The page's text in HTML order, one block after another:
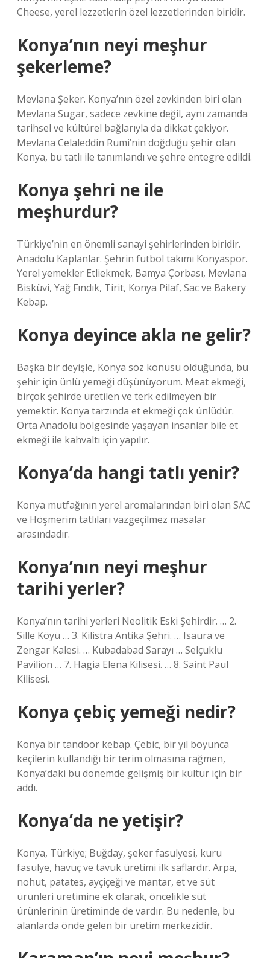
Cheese, yerel lezzetlerin özel lezzetlerinden biridir.
Konya’nın neyi meşhur
şekerleme?
Mevlana Şeker. Konya’nın özel zevkinden biri olan
Mevlana Sugar, sadece zevkine değil, aynı zamanda
tarihsel ve kültürel bağlarıyla da dikkat çekiyor.
Mevlana Celaleddin Rumi’nin doğduğu şehir olan
Konya, bu tatlı ile tanımlandı ve şehre entegre edildi.
Konya şehri ne ile
meşhurdur?
Türkiye’nin en önemli sanayi şehirlerinden biridir.
Anadolu Kaplanlar. Şehrin futbol takımı Konyaspor.
Yerel yemekler Etliekmek, Bamya Çorbası, Mevlana
Bisküvi, Yağ Fındık, Tirit, Konya Pilaf, Sac ve Bakery
Kebap.
Konya deyince akla ne gelir?
Başka bir deyişle, Konya söz konusu olduğunda, bu
şehir için ünlü yemeği düşünüyorum. Meat ekmeği,
birçok şehirde üretilen ve terk edilmeyen bir
yemektir. Konya tarzında et ekmeği çok ünlüdür.
Orta Anadolu bölgesinde yaşayan insanlar bile et
ekmeği ile kahvaltı için yapılır.
Konya’da hangi tatlı yenir?
Konya mutfağının yerel aromalarından biri olan SAC
ve Höşmerim tatlıları vazgeçilmez masalar
arasındadır.
Konya’nın neyi meşhur
tarihi yerler?
Konya’nın tarihi yerleri Neolitik Eski Şehirdir. … 2.
Sille Köyü … 3. Kilistra Antika Şehri. … Isaura ve
Zengar Kalesi. … Kubadabad Sarayı … Selçuklu
Pavilion … 7. Hagia Elena Kilisesi. … 8. Saint Paul
Kilisesi.
Konya çebiç yemeği nedir?
Konya bir tandoor kebap. Çebic, bir yıl boyunca
keçilerin kullandığı bir terim olmasına rağmen,
Konya’daki bu dönemde gelişmiş bir kültür için bir
addı.
Konya’da ne yetişir?
Konya, Türkiye; Buğday, şeker fasulyesi, kuru
fasulye, havuç ve tavuk üretimi ilk saflardır. Arpa,
nohut, patates, ayçiçeği ve mantar, et ve süt
ürünleri üretimine ek olarak, öncelikle süt
ürünlerinin üretiminde de vardır. Bu nedenle, bu
alanlarda önde gelen bir üretim merkezidir.